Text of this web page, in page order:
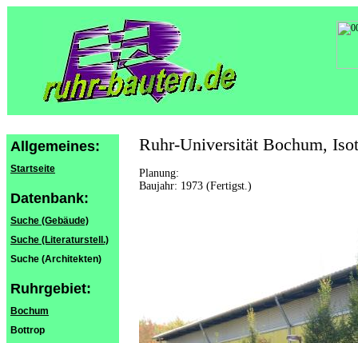
Allgemeines:
Startseite
Datenbank:
Suche (Gebäude)
Suche (Literaturstell.)
Suche (Architekten)
Ruhrgebiet:
Bochum
Bottrop
Ruhr-Universität Bochum,
Planung:
Baujahr: 1973 (Fertigst.)